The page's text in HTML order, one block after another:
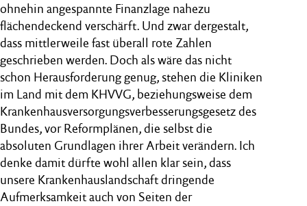
ohnehin angespannte Finanzlage nahezu
flächendeckend verschärft. Und zwar dergestalt,
dass mittlerweile fast überall rote Zahlen
geschrieben werden. Doch als wäre das nicht
schon Herausforderung genug, stehen die Kliniken
im Land mit dem KHVVG, beziehungsweise dem
Krankenhausversorgungsverbesserungsgesetz des
Bundes, vor Reformplänen, die selbst die
absoluten Grundlagen ihrer Arbeit verändern. Ich
denke damit dürfte wohl allen klar sein, dass
unsere Krankenhauslandschaft dringende
Aufmerksamkeit auch von Seiten der